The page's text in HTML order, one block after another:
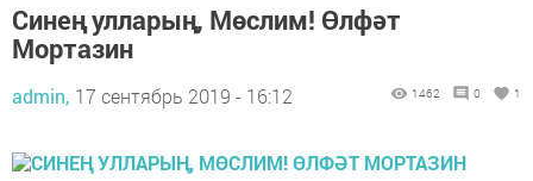
Синең улларың, Мөслим! Өлфәт
Мортазин
admin, 17 сентябрь 2019 - 16:12 1462 0 1